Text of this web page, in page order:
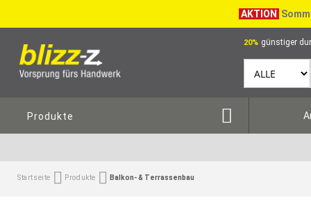
AKTION
20% günstiger
Produkte
Startseite Produkte Balkon- & Terrassenbau